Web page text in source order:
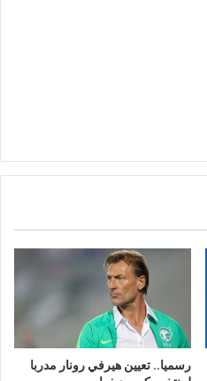
رسميا.. تعيين هيرفي رونار مدربا